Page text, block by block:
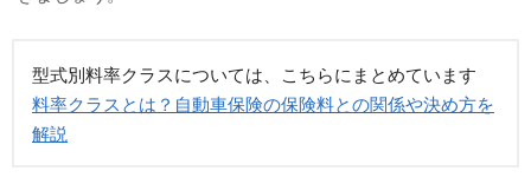
型式別料率クラスについては、こちらにまとめています
料率クラスとは？自動車保険の保険料との関係や決め方を
解説